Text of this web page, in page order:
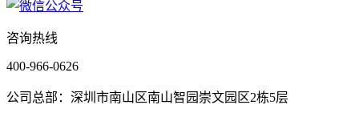
咨询热线
400-966-0626
公司总部：深圳市南山区南山智园崇文园区2栋5层